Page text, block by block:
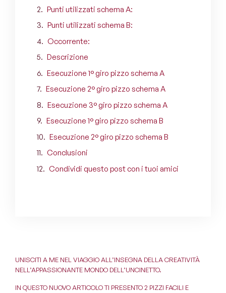
Punti utilizzati schema A:
Punti utilizzati schema B:
Occorrente:
Descrizione
Esecuzione 1° giro pizzo schema A
Esecuzione 2° giro pizzo schema A
Esecuzione 3° giro pizzo schema A
Esecuzione 1° giro pizzo schema B
Esecuzione 2° giro pizzo schema B
Conclusioni
Condividi questo post con i tuoi amici
UNISCITI A ME NEL VIAGGIO ALL’INSEGNA DELLA CREATIVITÀ
NELL’APPASSIONANTE MONDO DELL’UNCINETTO.
IN QUESTO NUOVO ARTICOLO TI PRESENTO 2 PIZZI FACILI E